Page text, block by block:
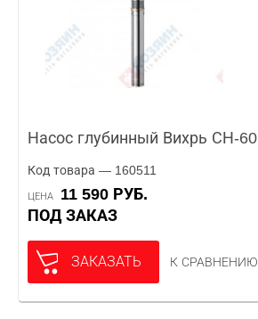
Насос глубинный Вихрь СН-60
Код товара — 160511
ЦЕНА
11 590 РУБ.
ПОД ЗАКАЗ
ЗАКАЗАТЬ К СРАВНЕНИЮ